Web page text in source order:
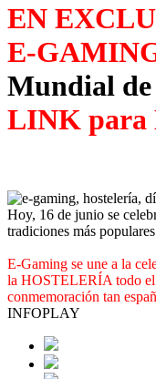
EN
E-
Mundial de
LINK para
Hoy, 16 de junio se
tradiciones más
E-Gaming se une a la
la HOSTELERÍA todo el
conmemoración tan
INFOPLAY